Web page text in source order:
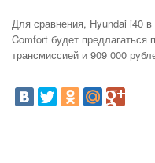
Для сравнения, Hyundai i40 в
Comfort будет предлагаться
трансмиссией и 909 000